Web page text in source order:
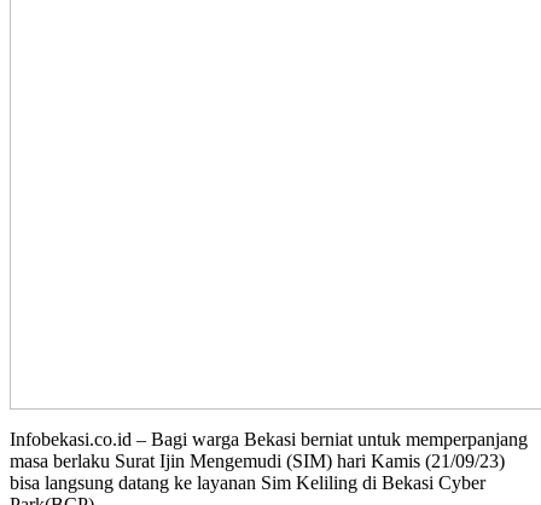
Infobekasi.co.id – Bagi warga Bekasi berniat untuk memperpanjang
masa berlaku Surat Ijin Mengemudi (SIM) hari Kamis (21/09/23)
bisa langsung datang ke layanan Sim Keliling di Bekasi Cyber